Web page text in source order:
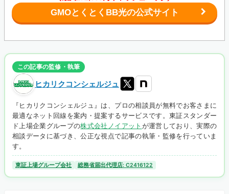
GMOとくとくBB光の公式サイト
この記事の監修・執筆
ヒカリクコンシェルジュ
『ヒカリクコンシェルジュ』は、プロの相談員が無料でお客さまに
最適なネット回線を案内・提案するサービスです。東証スタンダー
ド上場企業グループの株式会社ノイアット が運営しており、実際の
相談データに基づき、公正な視点で記事の執筆・監修を行っていま
す。
東証上場グループ会社 総務省届出代理店: C2416122